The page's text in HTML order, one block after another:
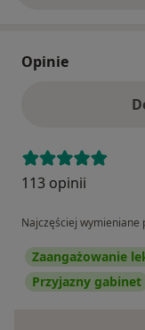
Opinie
113 opinii
Najczęściej wymieniane
Zaangażowanie
Przyjazny gabinet